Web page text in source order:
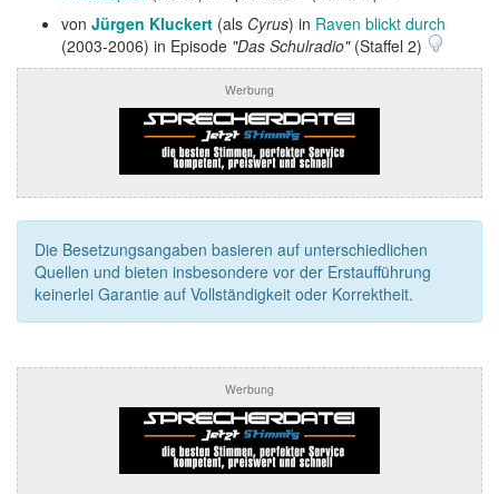
von Jürgen Kluckert (als Cyrus) in Raven blickt durch
(2003-2006) in Episode "Das Schulradio"(Staffel 2)
Werbung
Die Besetzungsangaben basieren auf unterschiedlichen
Quellen und bieten insbesondere vor der Erstaufführung
keinerlei Garantie auf Vollständigkeit oder Korrektheit.
Werbung